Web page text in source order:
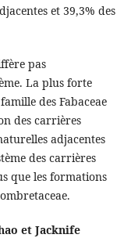
et 39,3% des
pas
La plus forte
des Fabaceae
des carrières
adjacentes
des carrières
que les formations
et Jacknife